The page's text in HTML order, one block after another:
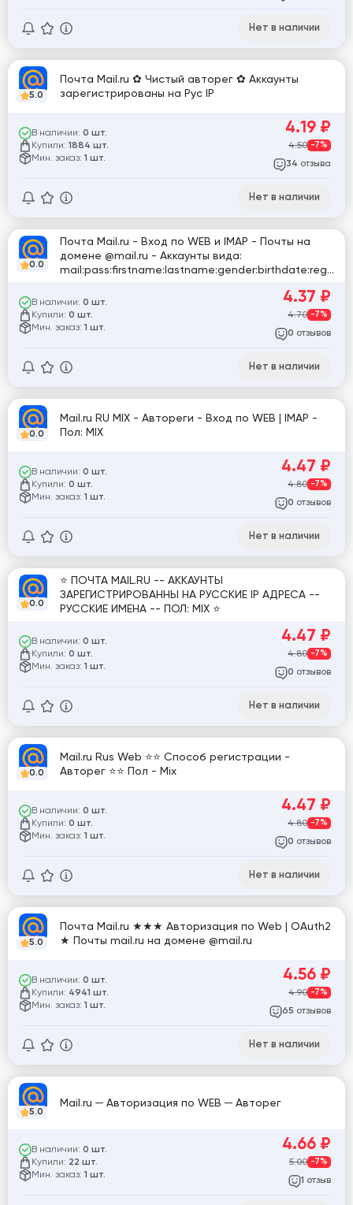
Нет в наличии
5.0
Почта Mail.ru ✿ Чистый авторег ✿ Аккаунты
зарегистрированы на Рус IP
В наличии: 0 шт.
Купили: 1884 шт.
Мин. заказ: 1 шт.
4.19 ₽
4.50 -7%
34 отзыва
Нет в наличии
0.0
Почта Mail.ru - Вход по WEB и IMAP - Почты на
домене @mail.ru - Аккаунты вида:
mail:pass:firstname:lastname:gender:birthdate:reg_
В наличии: 0 шт.
Купили: 0 шт.
Мин. заказ: 1 шт.
4.37 ₽
4.70 -7%
0 отзывов
Нет в наличии
0.0
Mail.ru RU MIX - Автореги - Вход по WEB | IMAP -
Пол: MIX
В наличии: 0 шт.
Купили: 0 шт.
Мин. заказ: 1 шт.
4.47 ₽
4.80 -7%
0 отзывов
Нет в наличии
0.0
⭐ ПОЧТА MAIL.RU -- АККАУНТЫ
ЗАРЕГИСТРИРОВАННЫ НА РУССКИЕ IP АДРЕСА --
РУССКИЕ ИМЕНА -- ПОЛ: MIX ⭐
В наличии: 0 шт.
Купили: 0 шт.
Мин. заказ: 1 шт.
4.47 ₽
4.80 -7%
0 отзывов
Нет в наличии
0.0
Mail.ru Rus Web ⭐⭐ Способ регистрации -
Авторег ⭐⭐ Пол - Mix
В наличии: 0 шт.
Купили: 0 шт.
Мин. заказ: 1 шт.
4.47 ₽
4.80 -7%
0 отзывов
Нет в наличии
5.0
Почта Mail.ru ★★★ Авторизация по Web | OAuth2
★ Почты mail.ru на домене @mail.ru
В наличии: 0 шт.
Купили: 4941 шт.
Мин. заказ: 1 шт.
4.56 ₽
4.90 -7%
65 отзывов
Нет в наличии
5.0
Mail.ru ─ Авторизация по WEB ─ Авторег
В наличии: 0 шт.
Купили: 22 шт.
Мин. заказ: 1 шт.
4.66 ₽
5.00 -7%
1 отзыв